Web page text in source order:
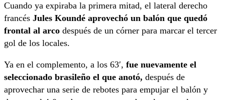
Cuando ya expiraba la primera mitad, el lateral derecho
francés Jules Koundé aprovechó un balón que quedó
frontal al arco después de un córner para marcar el tercer
gol de los locales.
Ya en el complemento, a los 63′, fue nuevamente el
seleccionado brasileño el que anotó, después de
aprovechar una serie de rebotes para empujar el balón y